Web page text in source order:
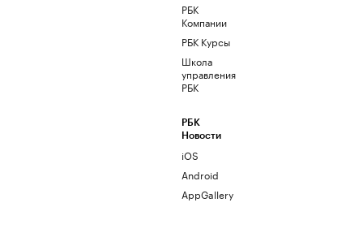
РБК
Компании
РБК Курсы
Школа
управления
РБК
РБК
Новости
iOS
Android
AppGallery